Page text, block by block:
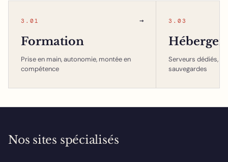
3.01 →
Formation
Prise en main, autonomie, montée en
compétence
3.03
Serveurs dédiés,
sauvegardes
Nos sites spécialisés